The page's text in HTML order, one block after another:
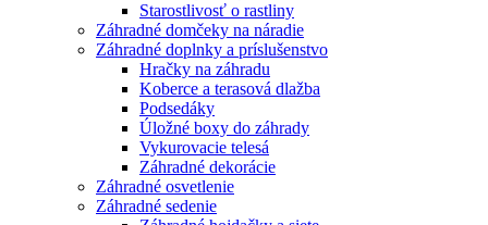
Starostlivosť o rastliny
Záhradné domčeky na náradie
Záhradné doplnky a príslušenstvo
Hračky na záhradu
Koberce a terasová dlažba
Podsedáky
Úložné boxy do záhrady
Vykurovacie telesá
Záhradné dekorácie
Záhradné osvetlenie
Záhradné sedenie